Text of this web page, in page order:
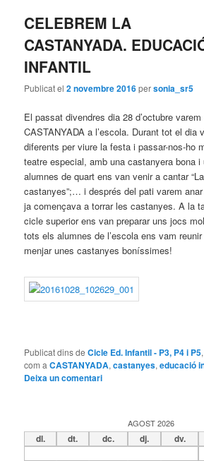
principal
secundari
CELEBREM LA
CASTANYADA.
INFANTIL
Publicat el2 novembre 2016personia_sr5
El passat divendres dia 28 d’octubre
CASTANYADA a l’escola. Durant tot el dia
diferents per viure la festa i passar-nos-ho
teatre especial, amb una castanyera bona i
alumnes de quart ens van venir a cantar
castanyes”;… i després del pati varem
ja començava a torrar les castanyes. A la
cicle superior ens van preparar uns jocs
tots els alumnes de l’escola ens vam
menjar unes castanyes boníssimes!
Publicat dins de Cicle Ed. Infantil - P3, P4 i P5
com a CASTANYADA,castanyes,educació
Deixa un comentari
AGOST 2026
dl. dt. dc. dj. dv.